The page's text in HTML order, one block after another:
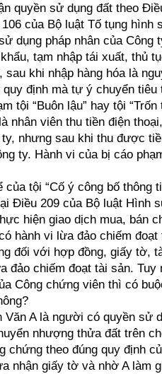
quyền sử dụng đất theo
của Bộ luật Tố tụng hình
dụng pháp nhân của Công
tạm nhập tái xuất, thủ
sau khi nhập hàng hóa là
quy định mà tự ý chuyển
tội “Buôn lậu” hay tội “Trốn
nhân viên thu tiền điện
nhưng sau khi thu được
ty. Hành vi của bị cáo
của tội “Cố ý công bố thông
Điều 209 của Bộ luật Hình
hiện giao dịch mua, bán
hành vi lừa đảo chiếm
đối với hợp đồng, giấy tờ,
đảo chiếm đoạt tài sản.
Công chứng viên thì có
Văn A là người có quyền sử
nhượng thửa đất trên
chứng theo đúng quy định
nhận giấy tờ và nhờ A làm